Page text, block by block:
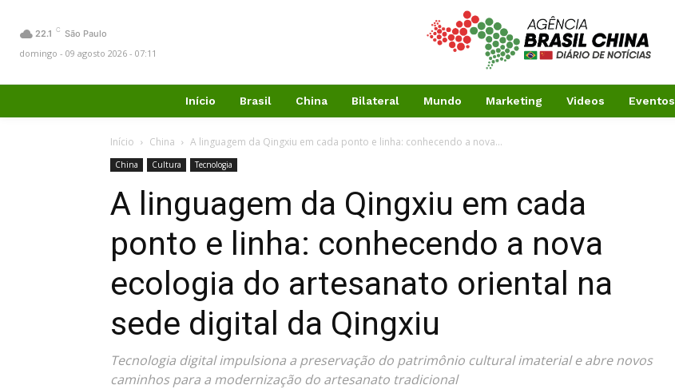
22.1 C São Paulo
domingo - 09 agosto 2026 - 07:11
Início Brasil China Bilateral Mundo Marketing Videos Eventos
Início China A linguagem da Qingxiu em cada ponto e linha: conhecendo a nova...
China Cultura Tecnologia
A linguagem da Qingxiu em cada
ponto e linha: conhecendo a nova
ecologia do artesanato oriental na
sede digital da Qingxiu
Tecnologia digital impulsiona a preservação do patrimônio cultural imaterial e abre novos
caminhos para a modernização do artesanato tradicional